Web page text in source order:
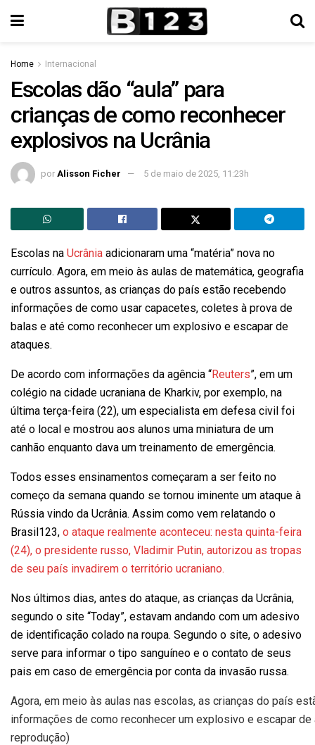
Home Internacional
Escolas dão “aula” para
crianças de como reconhecer
explosivos na Ucrânia
por Alisson Ficher 5 de maio de 2025, 11:23h
Escolas na Ucrânia adicionaram uma “matéria” nova no
currículo. Agora, em meio às aulas de matemática, geografia
e outros assuntos, as crianças do país estão recebendo
informações de como usar capacetes, coletes à prova de
balas e até como reconhecer um explosivo e escapar de
ataques.
De acordo com informações da agência “Reuters”, em um
colégio na cidade ucraniana de Kharkiv, por exemplo, na
última terça-feira (22), um especialista em defesa civil foi
até o local e mostrou aos alunos uma miniatura de um
canhão enquanto dava um treinamento de emergência.
Todos esses ensinamentos começaram a ser feito no
começo da semana quando se tornou iminente um ataque à
Rússia vindo da Ucrânia. Assim como vem relatando o
Brasil123, o ataque realmente aconteceu: nesta quinta-feira
(24), o presidente russo, Vladimir Putin, autorizou as tropas
de seu país invadirem o território ucraniano.
Nos últimos dias, antes do ataque, as crianças da Ucrânia,
segundo o site “Today”, estavam andando com um adesivo
de identificação colado na roupa. Segundo o site, o adesivo
serve para informar o tipo sanguíneo e o contato de seus
pais em caso de emergência por conta da invasão russa.
Agora, em meio às aulas nas escolas, as crianças do país
informações de como reconhecer um explosivo e escapar de
reprodução)